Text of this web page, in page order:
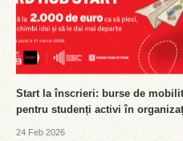
Start la înscrieri: burse de
pentru studenți activi în
24 Feb 2026